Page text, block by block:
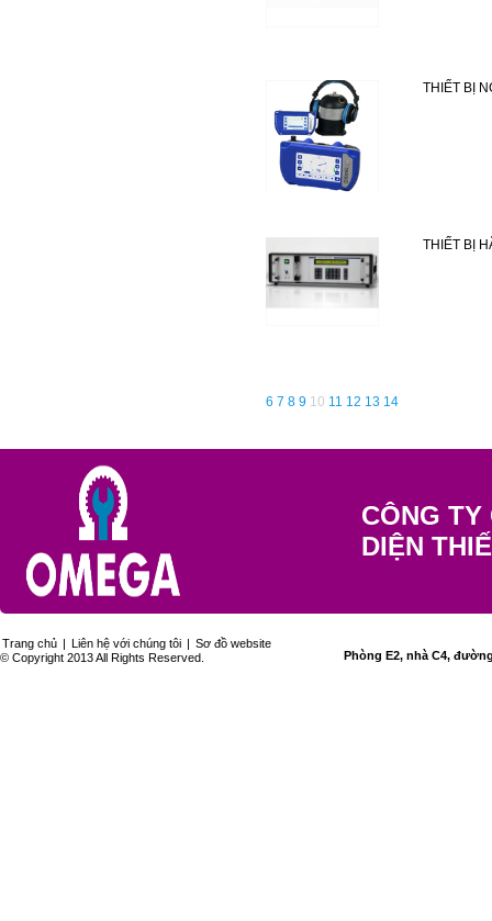
THIẾT BỊ
THIẾT BỊ
6 7 8 9 10 11 12 13 14
CÔNG
DIỆN
Trang chủ | Liên hệ với chúng tôi | Sơ đồ website
© Copyright 2013 All Rights Reserved.
Phòng E2, nhà C4,